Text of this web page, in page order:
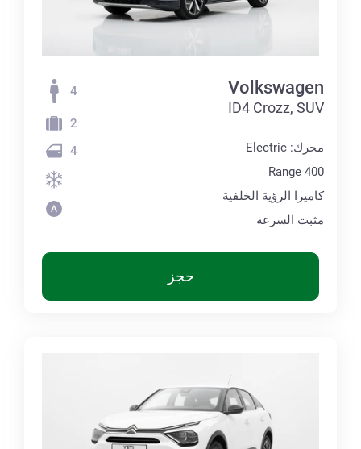
Volkswagen
ID4 Crozz, SUV
محرك: Electric
Range 400
كاميرا الرؤية الخلفية
مثبت السرعة
4
2
4
حجز